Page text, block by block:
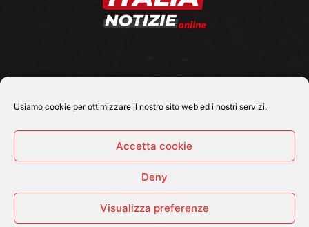
Usiamo cookie per ottimizzare il nostro sito web ed i nostri servizi.
Accetta cookie
Deny
Visualizza preferenze
© 2026 Tutti i diritti riservati - Italia Notizie .online |
Cronaca Economia